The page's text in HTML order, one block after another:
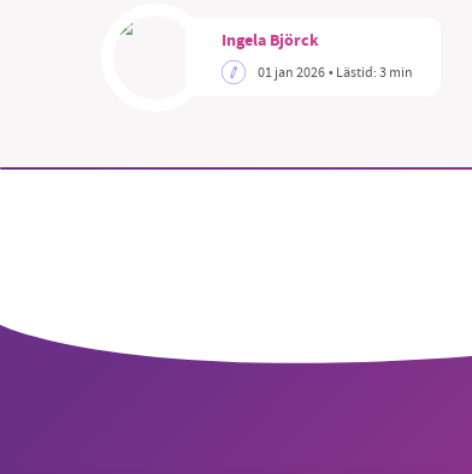
Ingela Björck
01 jan 2026• Lästid:3 min